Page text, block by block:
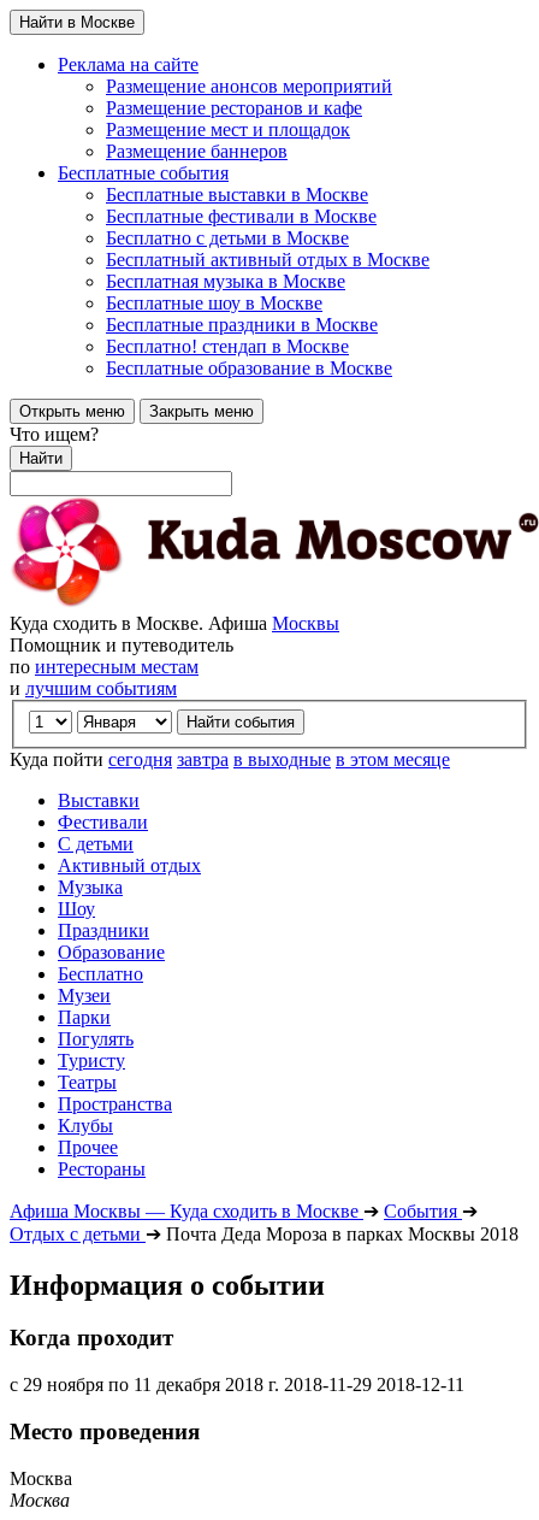
Найти в Москве
Реклама на сайте
Размещение анонсов мероприятий
Размещение ресторанов и кафе
Размещение мест и площадок
Размещение баннеров
Бесплатные события
Бесплатные выставки в Москве
Бесплатные фестивали в Москве
Бесплатно с детьми в Москве
Бесплатный активный отдых в Москве
Бесплатная музыка в Москве
Бесплатные шоу в Москве
Бесплатные праздники в Москве
Бесплатно! стендап в Москве
Бесплатные образование в Москве
Открыть меню Закрыть меню
Что ищем?
Найти
Куда сходить в Москве. Афиша Москвы
Помощник и путеводитель
по интересным местам
и лучшим событиям
Куда пойти сегодня завтра в выходные в этом месяце
Выставки
Фестивали
С детьми
Активный отдых
Музыка
Шоу
Праздники
Образование
Бесплатно
Музеи
Парки
Погулять
Туристу
Театры
Пространства
Клубы
Прочее
Рестораны
Афиша Москвы — Куда сходить в Москве ➔ События ➔
Отдых с детьми ➔ Почта Деда Мороза в парках Москвы 2018
Информация о событии
Когда проходит
с 29 ноября по 11 декабря 2018 г. 2018-11-29 2018-12-11
Место проведения
Москва
Москва